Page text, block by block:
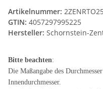
Artikelnummer:
GTIN: 4057297995225
Hersteller: Schornstein-
Bitte beachten:
Die Maßangabe des
Innendurchmesser.